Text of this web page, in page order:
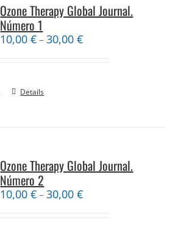
Ozone Therapy Global Journal.
Número 1
10,00€–30,00€
Details
Ozone Therapy Global Journal.
Número 2
10,00€–30,00€